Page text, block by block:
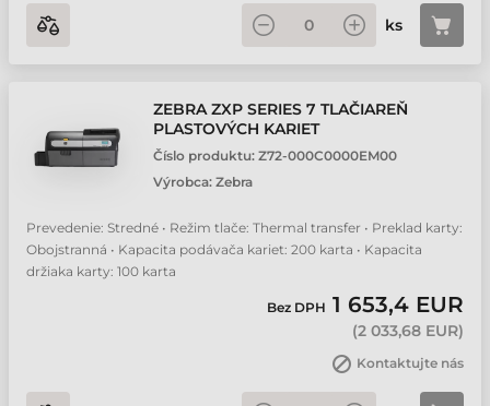
ks
ZEBRA ZXP SERIES 7 TLAČIAREŇ
PLASTOVÝCH KARIET
Číslo produktu: Z72-000C0000EM00
Výrobca: Zebra
Prevedenie: Stredné • Režim tlače: Thermal transfer • Preklad karty:
Obojstranná • Kapacita podávača kariet: 200 karta • Kapacita
držiaka karty: 100 karta
Bez DPH 1 653,4 EUR
(2 033,68 EUR)
Kontaktujte nás